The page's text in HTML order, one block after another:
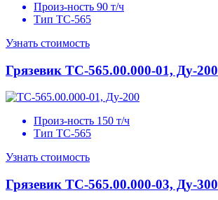
Произ-ность 90 т/ч
Тип ТС-565
Узнать стоимость
Грязевик ТС-565.00.000-01, Ду-200
Произ-ность 150 т/ч
Тип ТС-565
Узнать стоимость
Грязевик ТС-565.00.000-03, Ду-300